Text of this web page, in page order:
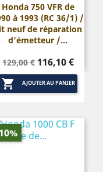
Honda 750 VFR de
à 1993 (RC 36/1) /
neuf de réparation
d’émetteur /...
Prix
de
base
129,00 € Prix
116,10 €
 AJOUTER AU PANIER